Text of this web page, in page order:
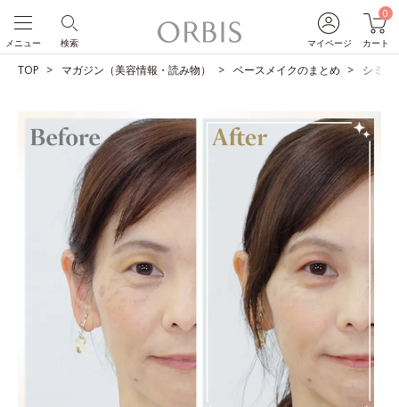
マイページ
0
カート
検索
メニュー
TOP マガジン（美容情報・読み物） ベースメイクのまとめ シミを